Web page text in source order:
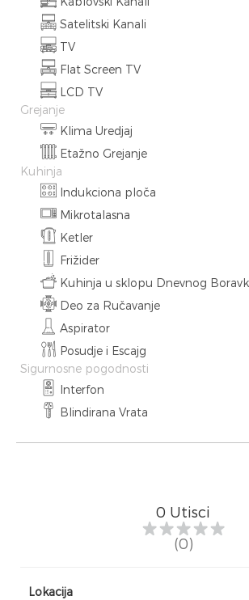
Satelitski Kanali
TV
Flat Screen TV
LCD TV
Grejanje
Klima Uredjaj
Etažno Grejanje
Kuhinja
Indukciona ploča
Mikrotalasna
Ketler
Frižider
Kuhinja u sklopu Dnevnog
Deo za Ručavanje
Aspirator
Posudje i Escajg
Sigurnosne pogodnosti
Interfon
Blindirana Vrata
0 Utisci
(0)
Lokacija